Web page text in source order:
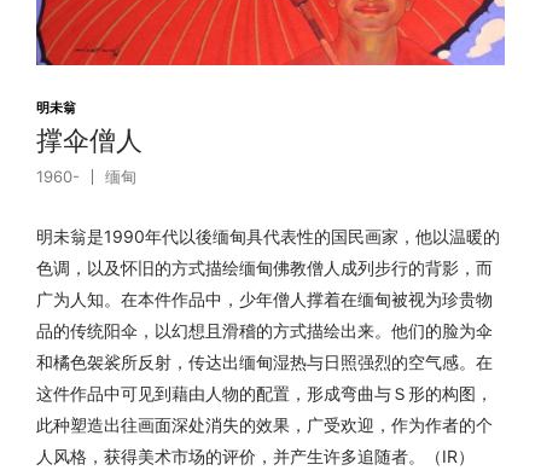
明未翁
撑伞僧人
1960- 缅甸
明未翁是1990年代以後缅甸具代表性的国民画家，他以温暖的
色调，以及怀旧的方式描绘缅甸佛教僧人成列步行的背影，而
广为人知。在本件作品中，少年僧人撑着在缅甸被视为珍贵物
品的传统阳伞，以幻想且滑稽的方式描绘出来。他们的脸为伞
和橘色袈裟所反射，传达出缅甸湿热与日照强烈的空气感。在
这件作品中可见到藉由人物的配置，形成弯曲与Ｓ形的构图，
此种塑造出往画面深处消失的效果，广受欢迎，作为作者的个
人风格，获得美术市场的评价，并产生许多追随者。（IR）